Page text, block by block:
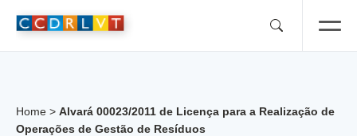
Home > Alvará 00023/2011 de Licença para a Realização de
Operações de Gestão de Resíduos